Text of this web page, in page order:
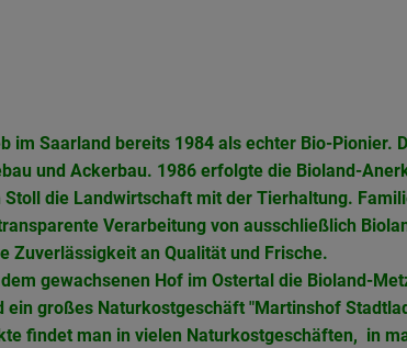
Saarland bereits 1984 als echter Bio-Pionier.
und Ackerbau. 1986 erfolgte die Bioland-
die Landwirtschaft mit der Tierhaltung.
Verarbeitung von ausschließlich
Zuverlässigkeit an Qualität und Frische.
gewachsenen Hof im Ostertal die Bioland-
großes Naturkostgeschäft "Martinshof
findet man in vielen Naturkostgeschäften, in